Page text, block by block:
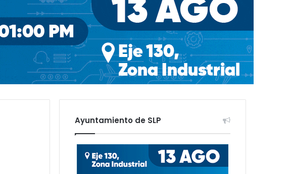
Ayuntamiento de SLP